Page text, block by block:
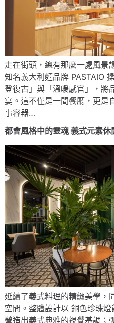
走在街頭，總有那麼一處風景
知名義大利麵品牌 PASTAIO
登復古」與「溫暖感官」，將
宴。這不僅是一間餐廳，更是
事容器…
都會風格中的靈魂 義式元素
延續了義式料理的精緻美學，
空間。整體設計以 銅色珍珠
營造出義式典雅的視覺基調；